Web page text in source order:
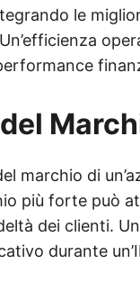
le
marchio di
più forte può
dei clienti.
durante